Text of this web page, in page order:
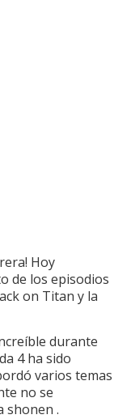
Hoy
de los episodios
on Titan y la
durante
4 ha sido
varios temas
no se
shonen .